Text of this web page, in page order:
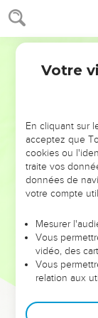
NE
ET SI LEURS
leur foi ou leur
et les saisons
Dans cette
clés pour
Votre
En cliquant sur
acceptez que
cookies ou
traite vos
données de
votre compte
Mesurer
Vous
vidéo, des
Vous
relation aux